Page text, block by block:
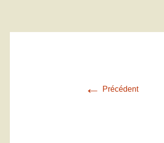
← Précédent